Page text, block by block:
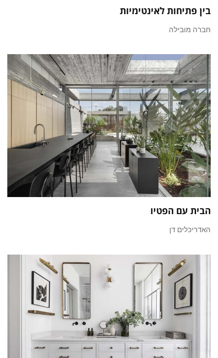
בין פתיחות לאינטימיות
חברה מובילה
הבית עם הפטיו
האדריכלים דן